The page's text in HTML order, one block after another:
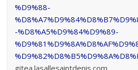
%D9%88-
-%D8%A5%D9%84%D9%89-